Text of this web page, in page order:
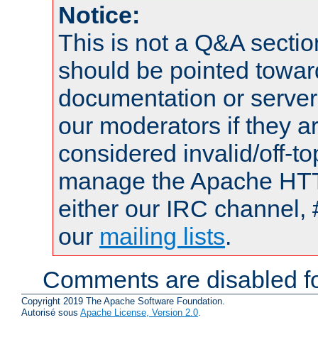
Notice:
This is not a Q&A
should be pointed
documentation or
our moderators if they
considered invalid/off-
manage the Apache
either our IRC channel,
our mailing lists.
Comments are disabled
Copyright 2019 The Apache Software Foundation.
Autorisé sous Apache License, Version 2.0.